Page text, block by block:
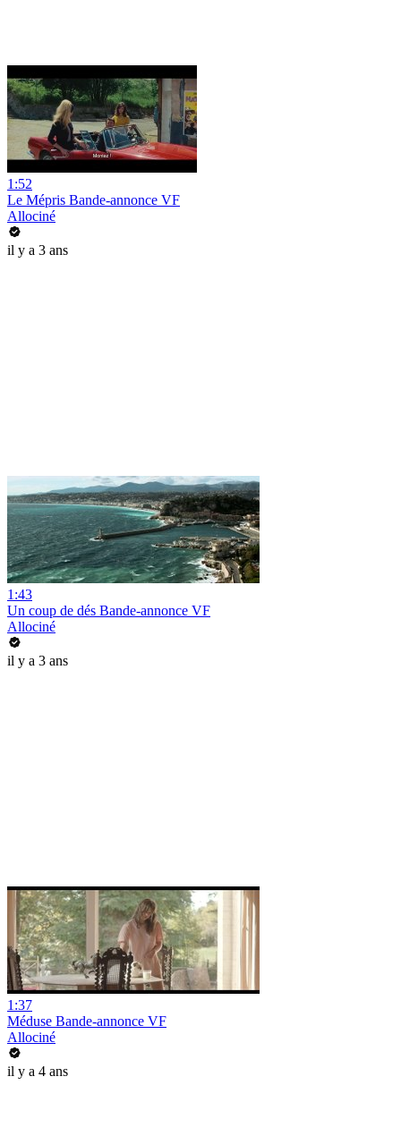
1:52
Le Mépris Bande-annonce VF
Allociné
il y a 3 ans
1:43
Un coup de dés Bande-annonce VF
Allociné
il y a 3 ans
1:37
Méduse Bande-annonce VF
Allociné
il y a 4 ans